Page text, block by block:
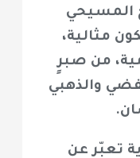
المسيحي
مثالية،
من صبرٍ
والذهبي
تعبّر عن